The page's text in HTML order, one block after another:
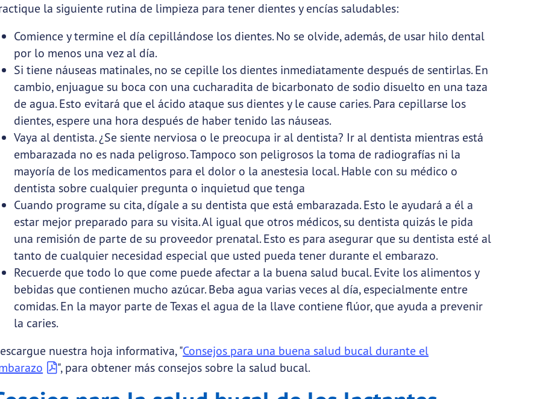
la siguiente rutina de limpieza para tener dientes y encías saludables:
Comience y termine el día cepillándose los dientes. No se olvide, además, de usar hilo dental
por lo menos una vez al día.
Si tiene náuseas matinales, no se cepille los dientes inmediatamente después de sentirlas. En
cambio, enjuague su boca con una cucharadita de bicarbonato de sodio disuelto en una taza
de agua. Esto evitará que el ácido ataque sus dientes y le cause caries. Para cepillarse los
dientes, espere una hora después de haber tenido las náuseas.
Vaya al dentista. ¿Se siente nerviosa o le preocupa ir al dentista? Ir al dentista mientras está
embarazada no es nada peligroso. Tampoco son peligrosos la toma de radiografías ni la
mayoría de los medicamentos para el dolor o la anestesia local. Hable con su médico o
dentista sobre cualquier pregunta o inquietud que tenga
Cuando programe su cita, dígale a su dentista que está embarazada. Esto le ayudará a él a
estar mejor preparado para su visita. Al igual que otros médicos, su dentista quizás le pida
una remisión de parte de su proveedor prenatal. Esto es para asegurar que su dentista esté al
tanto de cualquier necesidad especial que usted pueda tener durante el embarazo.
Recuerde que todo lo que come puede afectar a la buena salud bucal. Evite los alimentos y
bebidas que contienen mucho azúcar. Beba agua varias veces al día, especialmente entre
comidas. En la mayor parte de Texas el agua de la llave contiene flúor, que ayuda a prevenir
la caries.
nuestra hoja informativa, "Consejos para una buena salud bucal durante el
", para obtener más consejos sobre la salud bucal.